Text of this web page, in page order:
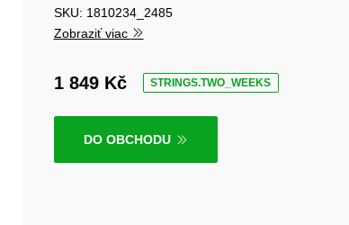
SKU: 1810234_2485
Zobraziť viac
1 849 Kč STRINGS.TWO_WEEKS
DO OBCHODU